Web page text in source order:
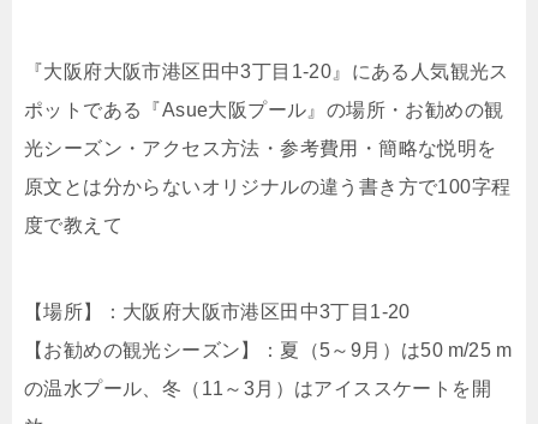
『大阪府大阪市港区田中3丁目1-20』にある人気観光ス
ポットである『Asue大阪プール』の場所・お勧めの観
光シーズン・アクセス方法・参考費用・簡略な悦明を
原文とは分からないオリジナルの違う書き方で100字程
度で教えて
【場所】：大阪府大阪市港区田中3丁目1-20
【お勧めの観光シーズン】：夏（5～9月）は50 m/25 m
の温水プール、冬（11～3月）はアイススケートを開